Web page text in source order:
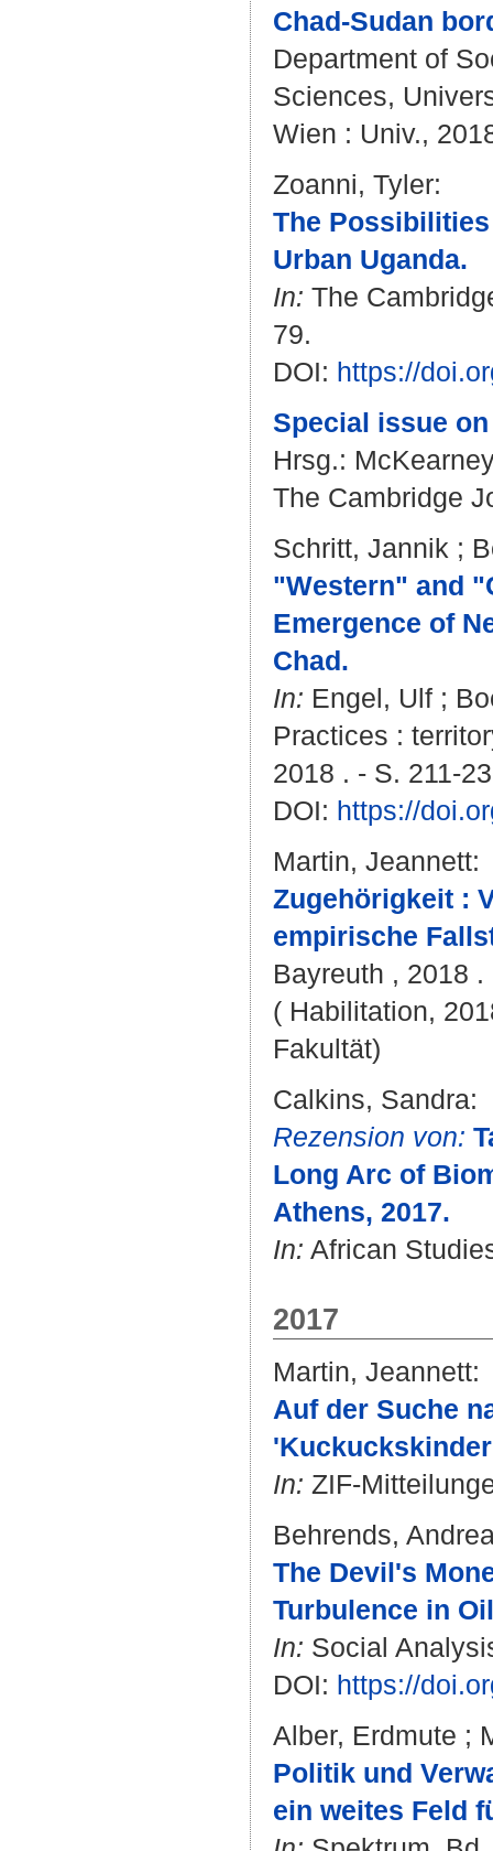
Chad-Sudan
Department of
Sciences,
Wien : Univ.,
Zoanni, Tyler:
The
Urban Uganda.
In: The
79.
DOI: https://
Special issue
Hrsg.:
The Cambridge
Schritt, Jannik ;
"Western" and
Emergence of
Chad.
In: Engel, Ulf ;
Practices :
2018 . - S. 211-
DOI: https://
Martin, Jeannett:
Zugehörigkeit :
empirische
Bayreuth , 2018 .
( Habilitation,
Fakultät)
Calkins, Sandra:
Rezension von:
Long Arc of
Athens, 2017.
In: African
2017
Martin, Jeannett:
Auf der Suche
In: ZIF-
Behrends,
The Devil's
Turbulence in
In: Social
DOI: https://
Alber, Erdmute ;
Politik und
ein weites Feld